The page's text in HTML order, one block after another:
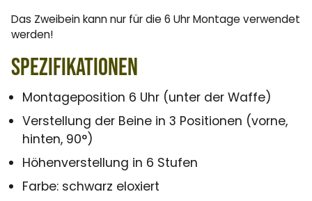
Das Zweibein kann nur für die 6 Uhr Montage verwendet
werden!
Spezifikationen
Montageposition 6 Uhr (unter der Waffe)
Verstellung der Beine in 3 Positionen (vorne,
hinten, 90°)
Höhenverstellung in 6 Stufen
Farbe: schwarz eloxiert